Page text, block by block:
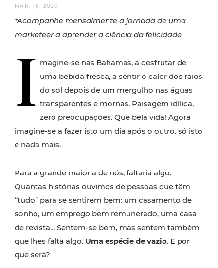
MAR. 18, 2020
*Acompanhe mensalmente a jornada de uma
marketeer a aprender a ciência da felicidade.
I magine-se nas Bahamas, a desfrutar de
uma bebida fresca, a sentir o calor dos raios
do sol depois de um mergulho nas águas
transparentes e mornas. Paisagem idílica,
zero preocupações. Que bela vida! Agora
imagine-se a fazer isto um dia após o outro, só isto
e nada mais.
Para a grande maioria de nós, faltaria algo.
Quantas histórias ouvimos de pessoas que têm
“tudo” para se sentirem bem: um casamento de
sonho, um emprego bem remunerado, uma casa
de revista… Sentem-se bem, mas sentem também
que lhes falta algo. Uma espécie de vazio. E por
que será?